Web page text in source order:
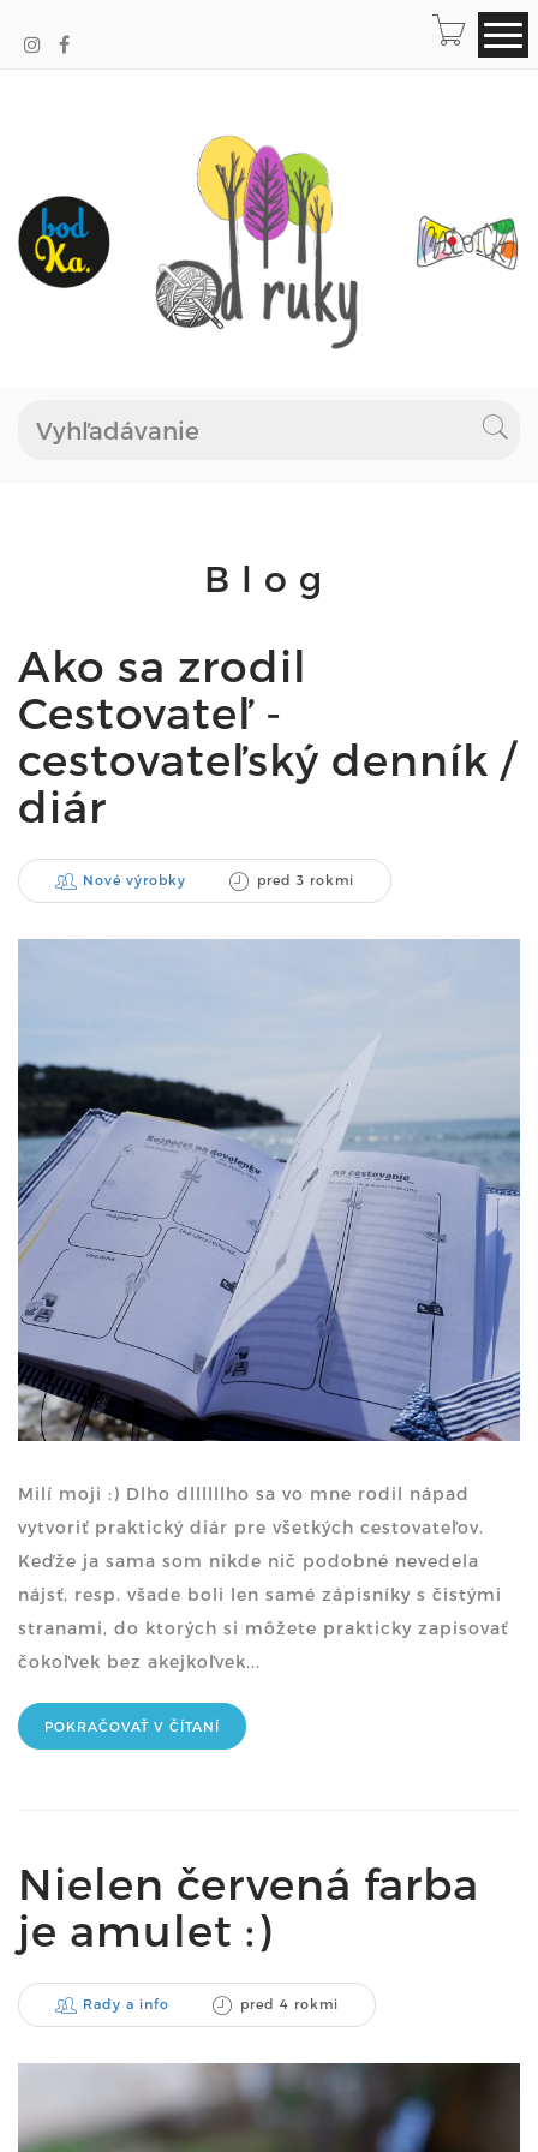
Blog
Ako sa zrodil
Cestovateľ -
cestovateľský denník /
diár
Nové výrobky pred 3 rokmi
Milí moji :) Dlho dllllllho sa vo mne rodil nápad
vytvoriť praktický diár pre všetkých cestovateľov.
Keďže ja sama som nikde nič podobné nevedela
nájsť, resp. všade boli len samé zápisníky s čistými
stranami, do ktorých si môžete prakticky zapisovať
čokoľvek bez akejkoľvek...
POKRAČOVAŤ V ČÍTANÍ
Nielen červená farba
je amulet :)
Rady a info pred 4 rokmi